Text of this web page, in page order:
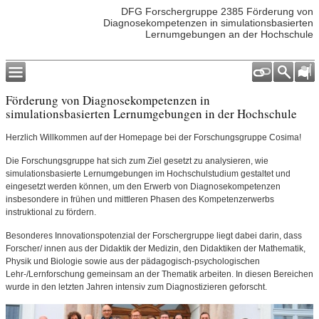
DFG Forschergruppe 2385 Förderung von
Diagnosekompetenzen in simulationsbasierten
Lernumgebungen an der Hochschule
Förderung von Diagnosekompetenzen in
simulationsbasierten Lernumgebungen in der Hochschule
Herzlich Willkommen auf der Homepage bei der Forschungsgruppe Cosima!
Die Forschungsgruppe hat sich zum Ziel gesetzt zu analysieren, wie
simulationsbasierte Lernumgebungen im Hochschulstudium gestaltet und
eingesetzt werden können, um den Erwerb von Diagnosekompetenzen
insbesondere in frühen und mittleren Phasen des Kompetenzerwerbs
instruktional zu fördern.
Besonderes Innovationspotenzial der Forschergruppe liegt dabei darin, dass
Forscher/ innen aus der Didaktik der Medizin, den Didaktiken der Mathematik,
Physik und Biologie sowie aus der pädagogisch-psychologischen
Lehr-/Lernforschung gemeinsam an der Thematik arbeiten. In diesen Bereichen
wurde in den letzten Jahren intensiv zum Diagnostizieren geforscht.